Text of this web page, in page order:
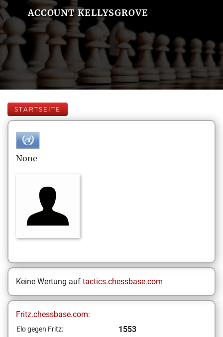
ACCOUNT KELLYSGROVE
STARTSEITE
None
Keine Wertung auf tactics.chessbase.com
Fritz.chessbase.com:
Elo gegen Fritz: 1553